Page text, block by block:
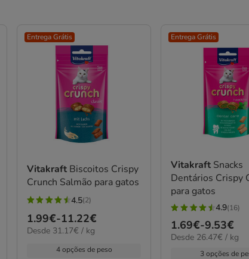
Entrega Grátis
Vitakraft Biscoitos Crispy
Crunch Salmão para gatos
4.5
estrelas
com
4.5(2)
Preço
de
1.99€-11.22€
31.17€
Desde 31.17€ / kg
4 opções de peso
Entrega Grátis
Vitakraft Snacks
Dentários Crispy
para gatos
4.9
estrelas
com
4.9(16)
Preço
de
1.69€-9.53€
26.47€
Desde 26.47€ / kg
3 opções de